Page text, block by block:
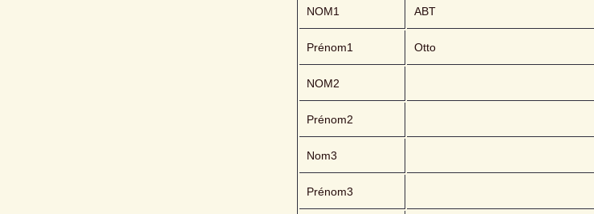
NOM1 ABT
Prénom1 Otto
NOM2
Prénom2
Nom3
Prénom3